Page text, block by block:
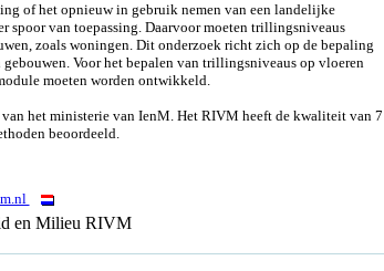
of het opnieuw in gebruik nemen van een landelijke
spoor van toepassing. Daarvoor moeten trillingsniveaus
zoals woningen. Dit onderzoek richt zich op de bepaling
Voor het bepalen van trillingsniveaus op vloeren
moeten worden ontwikkeld.
het ministerie van IenM. Het RIVM heeft de kwaliteit van 7
beoordeeld.
en Milieu RIVM